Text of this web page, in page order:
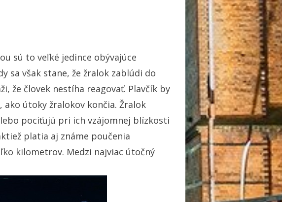
sú to veľké jedince obývajúce
sa však stane, že žralok zablúdi do
že človek nestíha reagovať. Plavčík by
ako útoky žralokov končia. Žralok
pociťujú pri ich vzájomnej blízkosti
platia aj známe poučenia
kilometrov. Medzi najviac útočný